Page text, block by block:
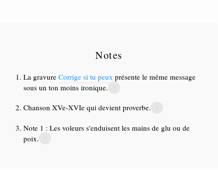
Notes
La gravure Corrige si tu peux présente le même message
sous un ton moins ironique.
↑
Chanson XVe-XVIe qui devient proverbe. ↑
Note 1 : Les voleurs s'enduisent les mains de glu ou de
poix.
↑